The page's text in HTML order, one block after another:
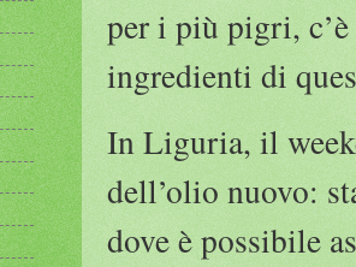
per i più pigri,
ingredienti di
In Liguria, il
dell’olio nuovo:
dove è possibile